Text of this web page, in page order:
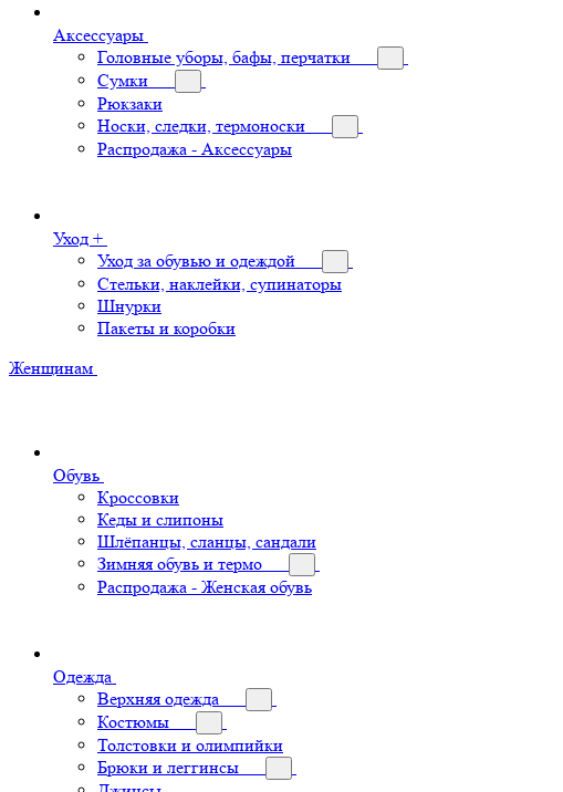
Аксессуары
Головные уборы, бафы, перчатки
Сумки
Рюкзаки
Носки, следки, термоноски
Распродажа - Аксессуары
Уход +
Уход за обувью и одеждой
Стельки, наклейки, супинаторы
Шнурки
Пакеты и коробки
Женщинам
Обувь
Кроссовки
Кеды и слипоны
Шлёпанцы, сланцы, сандали
Зимняя обувь и термо
Распродажа - Женская обувь
Одежда
Верхняя одежда
Костюмы
Толстовки и олимпийки
Брюки и леггинсы